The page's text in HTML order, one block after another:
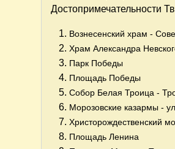
Достопримечательности
Вознесенский храм -
Храм Александра
Парк Победы
Площадь Победы
Собор Белая Троица -
Морозовские казармы -
Христорождественский
Площадь Ленина